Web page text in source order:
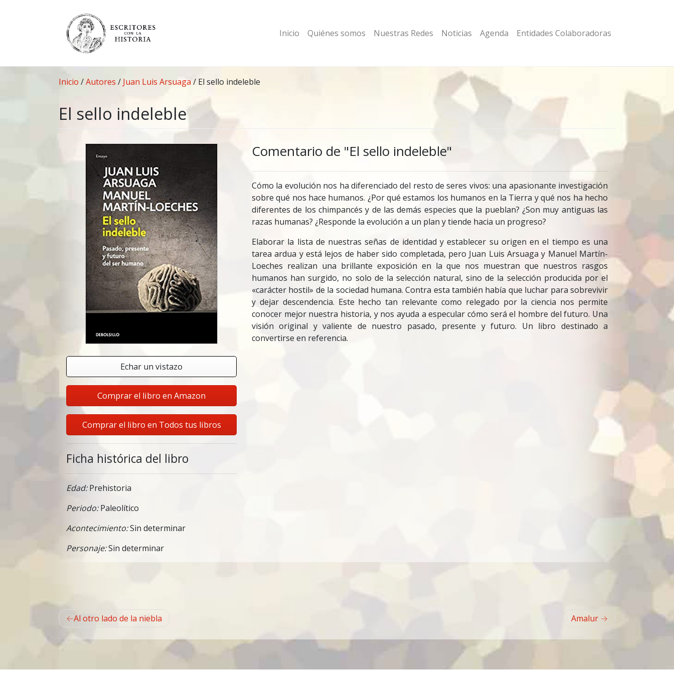
Inicio Quiénes somos Nuestras Redes Noticias Agenda Entidades Colaboradoras
Inicio /Autores / Juan Luis Arsuaga / El sello indeleble
El sello indeleble
Echar un vistazo
Comprar el libro en Amazon
Comprar el libro en Todos tus libros
Ficha histórica del libro
Edad:Prehistoria
Periodo:Paleolítico
Acontecimiento:Sin determinar
Personaje:Sin determinar
Comentario de "El sello indeleble"
Cómo la evolución nos ha diferenciado del resto de seres vivos: una apasionante investigación
sobre qué nos hace humanos. ¿Por qué estamos los humanos en la Tierra y qué nos ha hecho
diferentes de los chimpancés y de las demás especies que la pueblan? ¿Son muy antiguas las
razas humanas? ¿Responde la evolución a un plan y tiende hacia un progreso?
Elaborar la lista de nuestras señas de identidad y establecer su origen en el tiempo es una
tarea ardua y está lejos de haber sido completada, pero Juan Luis Arsuaga y Manuel Martín-
Loeches realizan una brillante exposición en la que nos muestran que nuestros rasgos
humanos han surgido, no solo de la selección natural, sino de la selección producida por el
«carácter hostil» de la sociedad humana. Contra esta también había que luchar para sobrevivir
y dejar descendencia. Este hecho tan relevante como relegado por la ciencia nos permite
conocer mejor nuestra historia, y nos ayuda a especular cómo será el hombre del futuro. Una
visión original y valiente de nuestro pasado, presente y futuro. Un libro destinado a
convertirse en referencia.
Navegación
de
entradas
Al otro lado de la niebla Amalur